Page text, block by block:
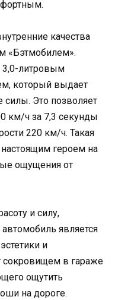
качества
«Бэтмобилем».
литровым
который выдает
Это позволяет
км/ч за 7,3 секунды
220 км/ч. Такая
героем на
ощущения от
и силу,
является
и
сокровищем в гараже
ощутить
на дороге.